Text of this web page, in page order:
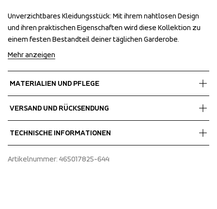
Unverzichtbares Kleidungsstück: Mit ihrem nahtlosen Design
und ihren praktischen Eigenschaften wird diese Kollektion zu
einem festen Bestandteil deiner täglichen Garderobe.
Unverzichtbares Kleidungsstück: Mit ihrem nahtlosen Design
und ihren praktischen Eigenschaften wird diese Kollektion zu
einem festen Bestandteil deiner täglichen Garderobe.
Mehr anzeigen
MATERIALIEN UND PFLEGE
Shell fabric 1
VERSAND UND RÜCKSENDUNG
Wir versenden mit UPS, die tagsüber liefert.
erhalten.
TECHNISCHE INFORMATIONEN
High waist
Artikelnummer: 465017825-644